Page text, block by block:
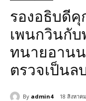
รองอธิบดี
เพนกวินกั
ทนายอาน
ตรวจเป็นล
By admin4 18 สิงหาค